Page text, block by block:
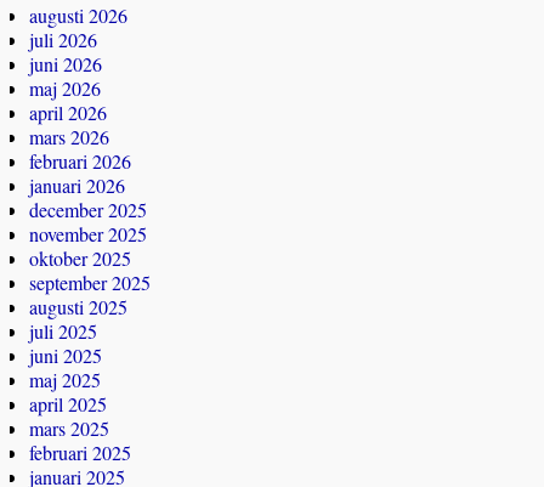
augusti 2026
juli 2026
juni 2026
maj 2026
april 2026
mars 2026
februari 2026
januari 2026
december 2025
november 2025
oktober 2025
september 2025
augusti 2025
juli 2025
juni 2025
maj 2025
april 2025
mars 2025
februari 2025
januari 2025